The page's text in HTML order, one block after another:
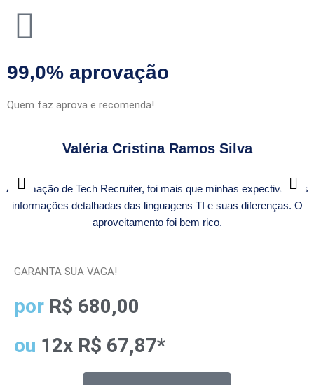
99,0% aprovação
Quem faz aprova e recomenda!
Valéria Cristina Ramos Silva
A formação de Tech Recruiter, foi mais que minhas expectivas, as
informações detalhadas das linguagens TI e suas diferenças. O
aproveitamento foi bem rico.
GARANTA SUA VAGA!
por R$ 680,00
ou 12x R$ 67,87*